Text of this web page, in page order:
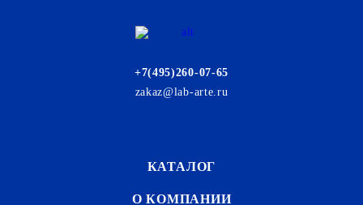
+7(495)260-07-65
zakaz@lab-arte.ru
КАТАЛОГ
О КОМПАНИИ